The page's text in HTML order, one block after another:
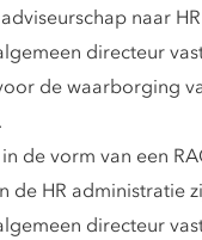
naar
directeur
de waarborging
de vorm van een
de HR administratie
directeur